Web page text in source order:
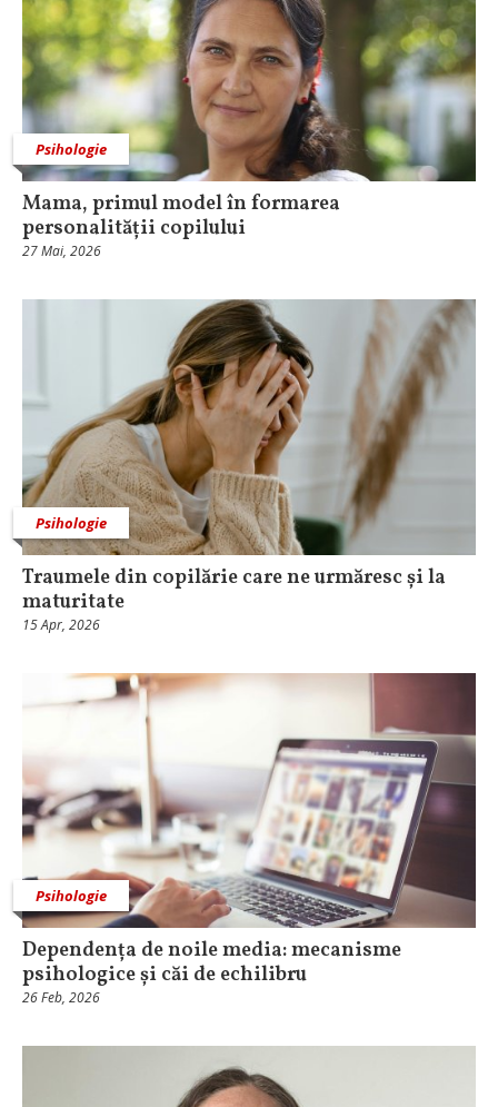
Psihologie
Mama, primul model în formarea
personalității copilului
27 Mai, 2026
Psihologie
Traumele din copilărie care ne urmăresc și la
maturitate
15 Apr, 2026
Psihologie
Dependența de noile media: mecanisme
psihologice și căi de echilibru
26 Feb, 2026